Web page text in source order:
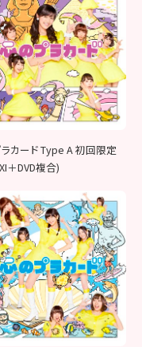
カード Type A 初回限定
＋DVD複合)